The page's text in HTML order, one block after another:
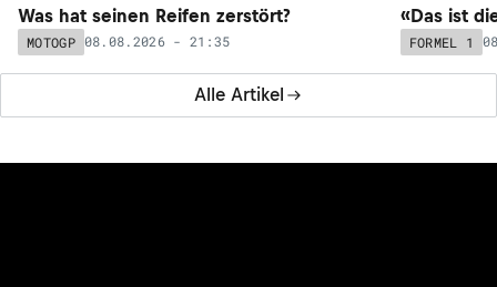
Alle Artikel
Was hat seinen Reifen zerstört?
MOTOGP 08.08.2026 - 21:35
«Das ist
FORMEL 1